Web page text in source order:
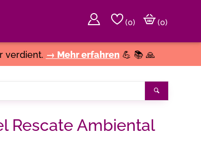
(0)
(0)
verdient. → Mehr erfahren 💪 📚 🙏
Rescate Ambiental